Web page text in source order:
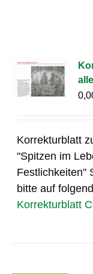
Korrekturblatt
"Spitzen im
Festlichkeiten"
bitte auf
Korrekturblatt